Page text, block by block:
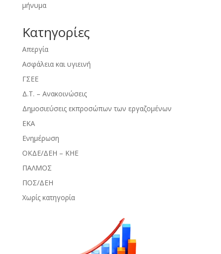
μήνυμα
Kατηγορίες
Απεργία
Ασφάλεια και υγιεινή
ΓΣΕΕ
Δ.Τ. – Ανακοινώσεις
Δημοσιεύσεις εκπροσώπων των εργαζομένων
ΕΚΑ
Ενημέρωση
ΟΚΔΕ/ΔΕΗ – ΚΗΕ
ΠΑΛΜΟΣ
ΠΟΣ/ΔΕΗ
Χωρίς κατηγορία